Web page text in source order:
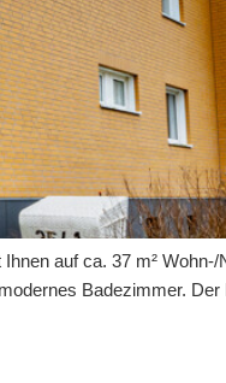
auf ca. 37 m²
Badezimmer.